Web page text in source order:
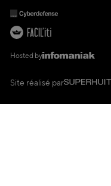
Hosted by
Site réalisé par